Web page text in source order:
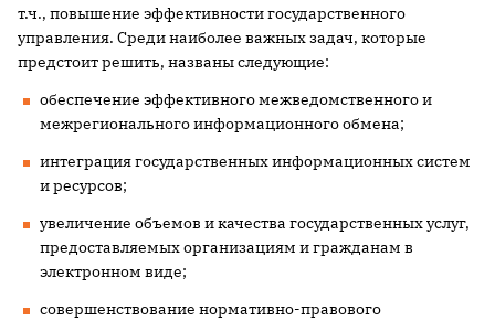
т.ч., повышение эффективности государственного
управления. Среди наиболее важных задач, которые
предстоит решить, названы следующие:
обеспечение эффективного межведомственного и
межрегионального информационного обмена;
интеграция государственных информационных систем
и ресурсов;
увеличение объемов и качества государственных услуг,
предоставляемых организациям и гражданам в
электронном виде;
совершенствование нормативно-правового